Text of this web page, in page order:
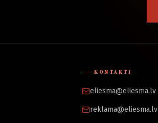
KONTAKTI
eliesma@eliesma.lv
reklama@eliesma.lv